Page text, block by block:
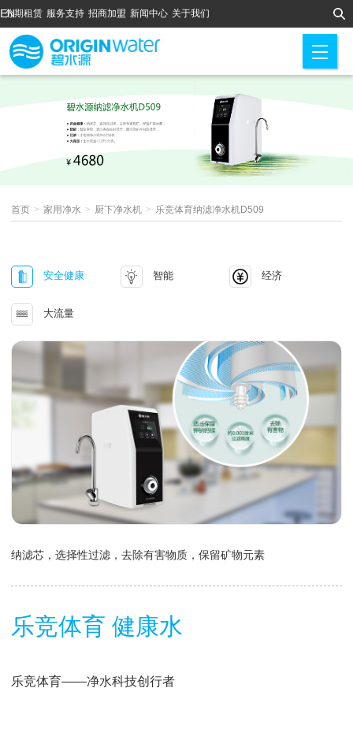
EN
分期租赁 服务支持 招商加盟 新闻中心 关于我们
首页 > 家用净水 > 厨下净水机 > 乐竞体育纳滤净水机D509
安全健康 智能 经济
大流量
纳滤芯，选择性过滤，去除有害物质，保留矿物元素
乐竞体育 健康水
乐竞体育——净水科技创行者